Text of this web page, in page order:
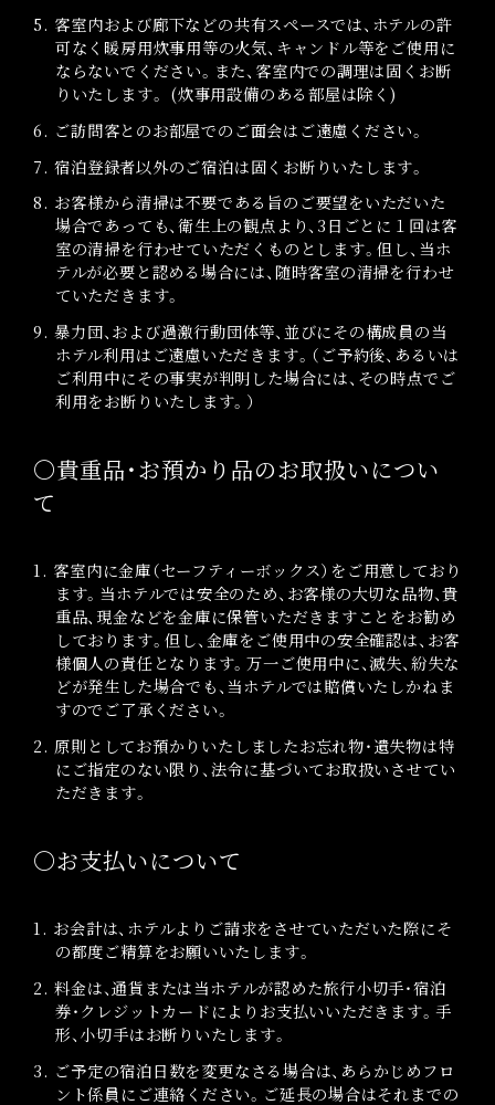
5. 客室内および廊下などの共有スペースでは、ホテルの許
可なく暖房用炊事用等の火気、キャンドル等をご使用に
ならないでください。また、客室内での調理は固くお断
りいたします。 (炊事用設備のある部屋は除く)
6. ご訪問客とのお部屋でのご面会はご遠慮ください。
7. 宿泊登録者以外のご宿泊は固くお断りいたします。
8. お客様から清掃は不要である旨のご要望をいただいた
場合であっても、衛生上の観点より、3日ごとに１回は客
室の清掃を行わせていただくものとします。但し、当ホ
テルが必要と認める場合には、随時客室の清掃を行わせ
ていただきます。
9. 暴力団、および過激行動団体等、並びにその構成員の当
ホテル利用はご遠慮いただきます。（ご予約後、あるいは
ご利用中にその事実が判明した場合には、その時点でご
利用をお断りいたします。）
〇貴重品・お預かり品のお取扱いについ
て
1. 客室内に金庫（セーフティーボックス）をご用意しており
ます。当ホテルでは安全のため、お客様の大切な品物、貴
重品、現金などを金庫に保管いただきますことをお勧め
しております。但し、金庫をご使用中の安全確認は、お客
様個人の責任となります。万一ご使用中に、滅失、紛失な
どが発生した場合でも、当ホテルでは賠償いたしかねま
すのでご了承ください。
2. 原則としてお預かりいたしましたお忘れ物・遺失物は特
にご指定のない限り、法令に基づいてお取扱いさせてい
ただきます。
〇お支払いについて
1. お会計は、ホテルよりご請求をさせていただいた際にそ
の都度ご精算をお願いいたします。
2. 料金は、通貨または当ホテルが認めた旅行小切手・宿泊
券・クレジットカードによりお支払いいただきます。手
形、小切手はお断りいたします。
3. ご予定の宿泊日数を変更なさる場合は、あらかじめフロ
ント係員にご連絡ください。ご延長の場合はそれまでの